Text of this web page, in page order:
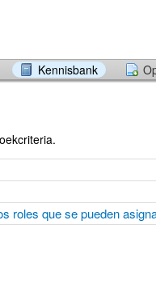
Kennisbank
roles que se pueden